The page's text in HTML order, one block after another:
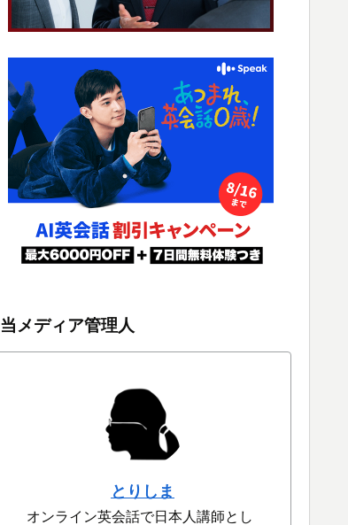
当メディア管理人
とりしま
オンライン英会話で日本人講師とし